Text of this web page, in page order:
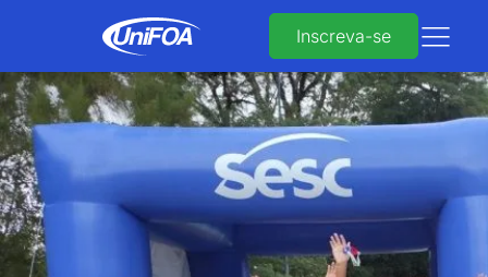
Inscreva-se